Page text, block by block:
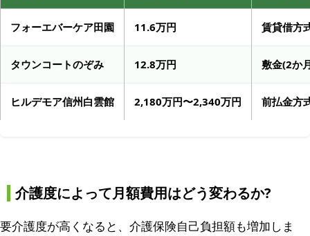
フォーエバーケア田園 11.6万円 賃貸借方
タウンコートのぞみ 12.8万円 敷金(2か
ヒルデモア信州白雲館 2,180万円〜2,340万円 前払金方
介護度によって月額費用はどう変わるか?
要介護度が高くなると、介護保険自己負担額も増加しま